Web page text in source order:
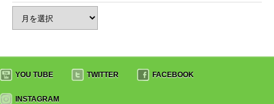
YOU TUBE TWITTER FACEBOOK
INSTAGRAM